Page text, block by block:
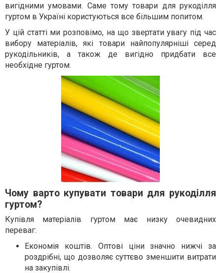
вигідними умовами. Саме тому товари для рукоділля
гуртом в Україні користуються все більшим попитом.
У цій статті ми розповімо, на що звертати увагу під час
вибору матеріалів, які товари найпопулярніші серед
рукодільників, а також де вигідно придбати все
необхідне гуртом.
Чому варто купувати товари для рукоділля
гуртом?
Купівля матеріалів гуртом має низку очевидних
переваг:
Економія коштів. Оптові ціни значно нижчі за
роздрібні, що дозволяє суттєво зменшити витрати
на закупівлі.